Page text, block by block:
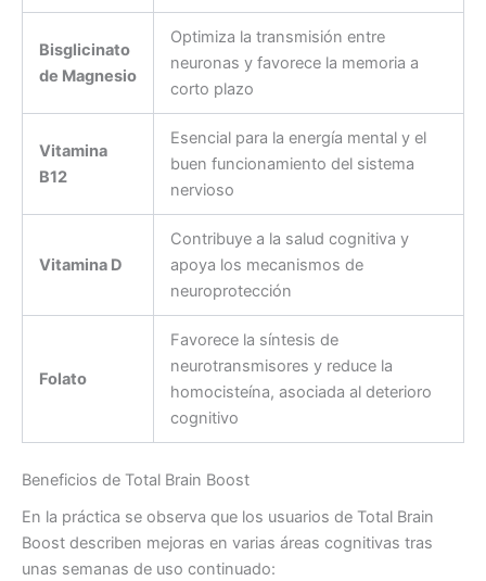
Bisglicinato
de Magnesio
Optimiza la transmisión entre
neuronas y favorece la memoria a
corto plazo
Vitamina
B12
Esencial para la energía mental y el
buen funcionamiento del sistema
nervioso
Vitamina D
Contribuye a la salud cognitiva y
apoya los mecanismos de
neuroprotección
Folato
Favorece la síntesis de
neurotransmisores y reduce la
homocisteína, asociada al deterioro
cognitivo
Beneficios de Total Brain Boost
En la práctica se observa que los usuarios de Total Brain
Boost describen mejoras en varias áreas cognitivas tras
unas semanas de uso continuado: